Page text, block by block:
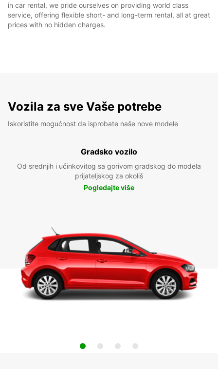
in car rental, we pride ourselves on providing world class
service, offering flexible short- and long-term rental, all at great
prices with no hidden charges.
Vozila za sve Vaše potrebe
Iskoristite mogućnost da isprobate naše nove modele
Gradsko vozilo
Od srednjih i učinkovitog sa gorivom gradskog do modela
prijateljskog za okoliš
Pogledajte više